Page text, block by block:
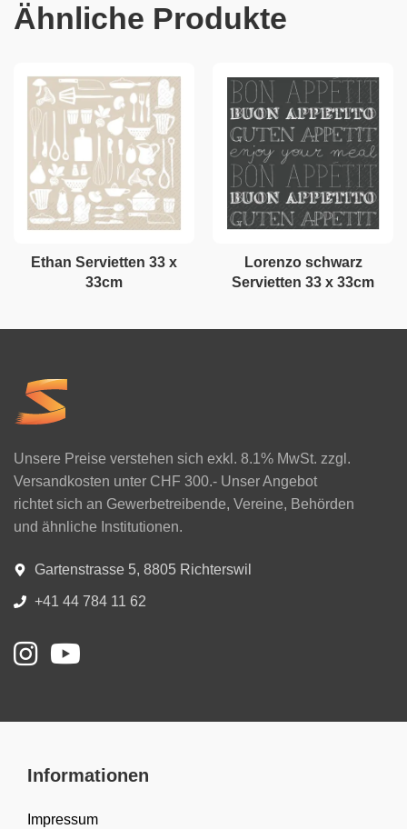
Ähnliche Produkte
Ethan Servietten 33 x
33cm
Lorenzo schwarz
Servietten 33 x 33cm
Unsere Preise verstehen sich exkl. 8.1% MwSt. zzgl.
Versandkosten unter CHF 300.- Unser Angebot
richtet sich an Gewerbetreibende, Vereine, Behörden
und ähnliche Institutionen.
Gartenstrasse 5, 8805 Richterswil
+41 44 784 11 62
Informationen
Impressum